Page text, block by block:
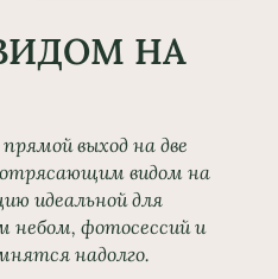
НА
выход на две
видом на
идеальной для
небом, фотосессий и
надолго.